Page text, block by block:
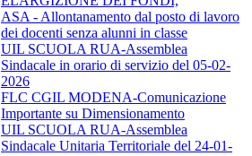
ASA - Allontanamento dal posto di lavoro
dei docenti senza alunni in classe
UIL SCUOLA RUA-Assemblea
Sindacale in orario di servizio del 05-02-
2026
FLC CGIL MODENA-Comunicazione
Importante su Dimensionamento
UIL SCUOLA RUA-Assemblea
Sindacale Unitaria Territoriale del 24-01-